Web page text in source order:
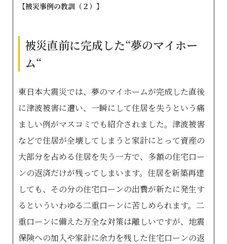
【被災事例の教訓（２）】
被災直前に完成した“夢のマイホー
ム“
東日本大震災では、夢のマイホームが完成した直後
に津波被害に遭い、一瞬にして住居を失うという痛
ましい例がマスコミでも紹介されました。津波被害
などで住居が全壊してしまうと家計にとって資産の
大部分を占める住居を失う一方で、多額の住宅口ー
ンの返済だけが残ってしまいます。住居を新築再建
しても、その分の住宅口ーンの出費が新たに発生す
るといういわゆる二重口ーンに苦しめられます。二
重口ーンに備えた万全な対策は離しいですが、地震
保険への加入や家計に余力を残した住宅口ーンの返